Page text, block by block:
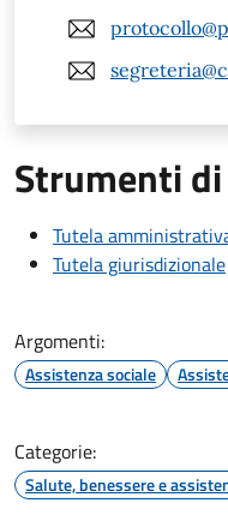
Strumenti
Tutela
Tutela giurisdizionale
Argomenti:
Assistenza sociale
Categorie:
Salute, benessere e